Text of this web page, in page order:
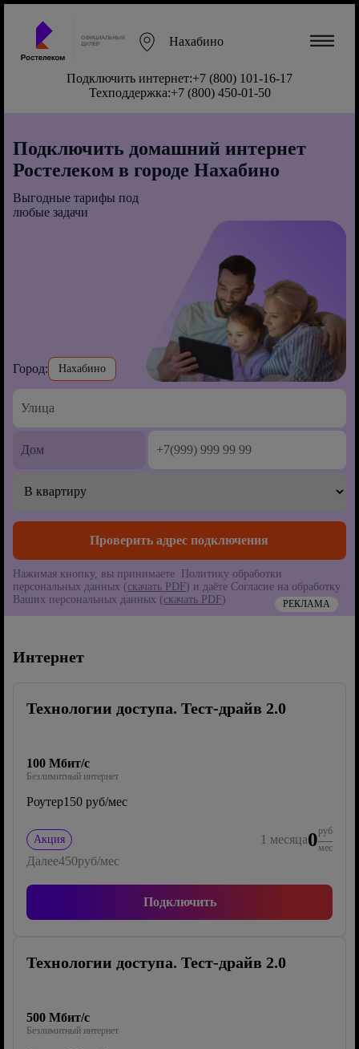
Нахабино
Подключить интернет:+7 (800) 101-16-17
Техподдержка:+7 (800) 450-01-50
Подключить домашний интернет
Ростелеком в городе Нахабино
Выгодные тарифы под
любые задачи
Город: Нахабино
Нажимая кнопку, вы принимаете Политику обработки
персональных данных (скачать PDF) и даёте Согласие на обработку
Ваших персональных данных (скачать PDF) РЕКЛАМА
Интернет
Технологии доступа. Тест-драйв 2.0
100 Мбит/с
Безлимитный интернет
Роутер150 руб/мес
Акция 1 месяца0руб
мес
Далее450руб/мес
Подключить
Технологии доступа. Тест-драйв 2.0
500 Мбит/с
Безлимитный интернет